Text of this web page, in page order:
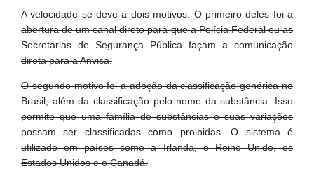
A velocidade se deve a dois motivos. O primeiro deles foi a
abertura de um canal direto para que a Polícia Federal ou as
Secretarias de Segurança Pública façam a comunicação
direta para a Anvisa.
O segundo motivo foi a adoção da classificação genérica no
Brasil, além da classificação pelo nome da substância. Isso
permite que uma família de substâncias e suas variações
possam ser classificadas como proibidas. O sistema é
utilizado em países como a Irlanda, o Reino Unido, os
Estados Unidos e o Canadá.